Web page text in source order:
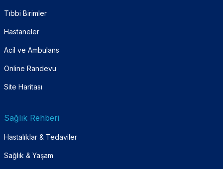
Tıbbi Birimler
Hastaneler
Acil ve Ambulans
Online Randevu
Site Haritası
Sağlık Rehberi
Hastalıklar & Tedaviler
Sağlık & Yaşam